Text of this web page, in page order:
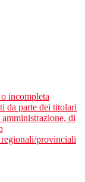
incompleta
da parte dei titolari
di
provinciali